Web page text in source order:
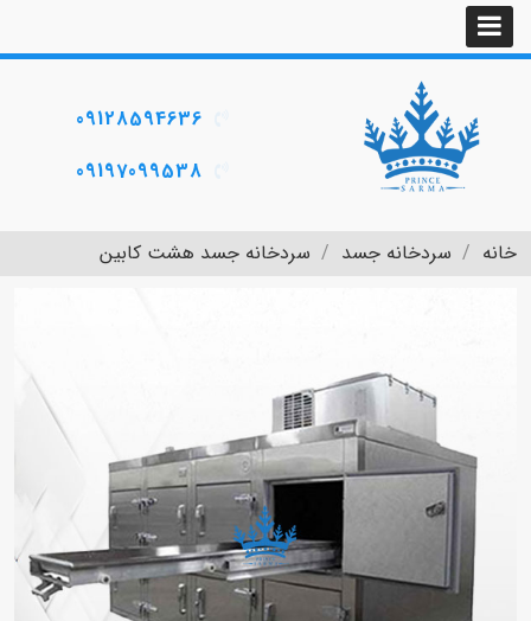
09128594636
09197099538
خانه سردخانه جسد سردخانه جسد هشت کابین